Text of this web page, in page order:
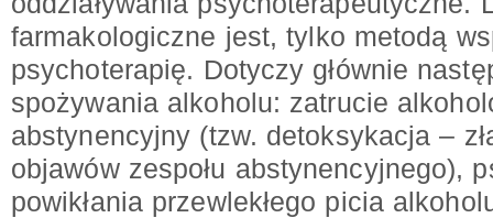
farmakologiczne jest, tylko metodą
psychoterapię. Dotyczy głównie
spożywania alkoholu: zatrucie
abstynencyjny (tzw. detoksykacja –
objawów zespołu abstynencyjnego),
powikłania przewlekłego picia